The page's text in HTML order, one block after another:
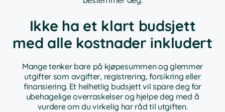
Ikke ha et klart budsjett
med alle kostnader inkludert
Mange tenker bare på kjøpesummen og glemmer
utgifter som avgifter, registrering, forsikring eller
finansiering. Et helhetlig budsjett vil spare deg for
ubehagelige overraskelser og hjelpe deg med å
vurdere om du virkelig har råd til utgiften.